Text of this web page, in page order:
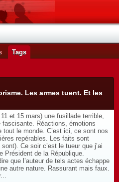
Tags
Les armes tuent. Et les
et 15 mars) une fusillade terrible,
fascisante. Réactions, émotions
tout le monde. C’est ici, ce sont nos
repérables. Les faits sont
Ce soir c’est le tueur que j’ai
Président de la République.
que l’auteur de tels actes échappe
autre nature. Rassurant mais faux.